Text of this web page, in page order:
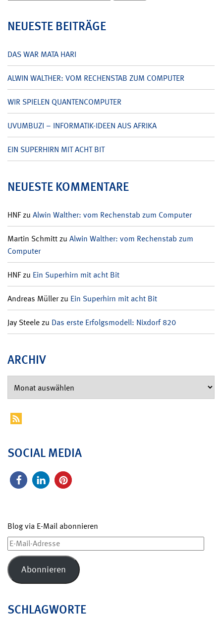
nach:
NEUESTE BEITRÄGE
DAS WAR MATA HARI
ALWIN WALTHER: VOM RECHENSTAB ZUM COMPUTER
WIR SPIELEN QUANTENCOMPUTER
UVUMBUZI – INFORMATIK-IDEEN AUS AFRIKA
EIN SUPERHIRN MIT ACHT BIT
NEUESTE KOMMENTARE
HNFzu Alwin Walther: vom Rechenstab zum Computer
Martin Schmittzu Alwin Walther: vom Rechenstab zum
Computer
HNFzu Ein Superhirn mit acht Bit
Andreas Müllerzu Ein Superhirn mit acht Bit
Jay Steelezu Das erste Erfolgsmodell: Nixdorf 820
ARCHIV
SOCIAL MEDIA
Blog via E-Mail abonnieren
E-
Mail-
Adresse
Abonnieren
SCHLAGWORTE